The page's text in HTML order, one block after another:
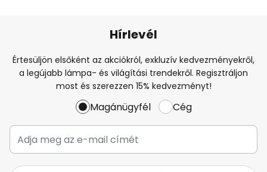
Hírlevél
Értesüljön elsőként az akciókról, exkluzív kedvezményekről,
a legújabb lámpa- és világítási trendekről. Regisztráljon
most és szerezzen 15% kedvezményt!
Magánügyfél Cég